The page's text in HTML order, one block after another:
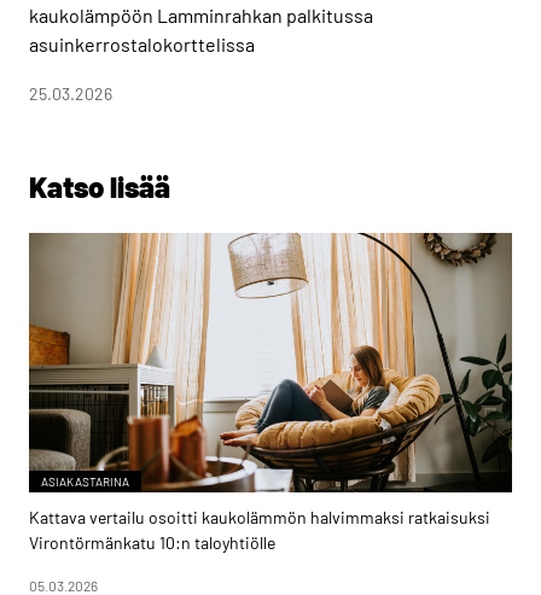
kaukolämpöön Lamminrahkan palkitussa
asuinkerrostalokorttelissa
25.03.2026
Katso lisää
ASIAKASTARINA
Kattava vertailu osoitti kaukolämmön halvimmaksi ratkaisuksi
Virontörmänkatu 10:n taloyhtiölle
05.03.2026